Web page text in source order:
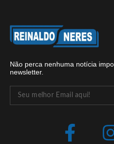
Não perca nenhuma notícia
newsletter.